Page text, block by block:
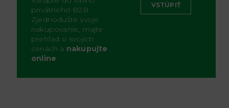
privátneho B2B.
Zjednodušte svoje
nakupovanie, majte
prehľad o svojich
cenách a nakupujte
online
VSTÚPIŤ